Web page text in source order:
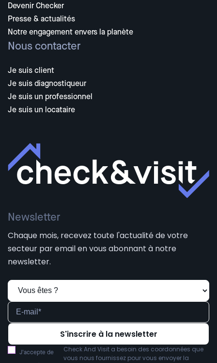
Devenir Checker
Presse & actualités
Notre engagement envers la planète
Nous contacter
Je suis client
Je suis diagnostiqueur
Je suis un professionnel
Je suis un locataire
Newsletter
Chaque mois, recevez toute l'actualité de votre
secteur par email en vous abonnant à notre
newsletter.
J'accepte de
Check And Visit a besoin des coordonnées que
vous nous fournissez pour vous envoyer la